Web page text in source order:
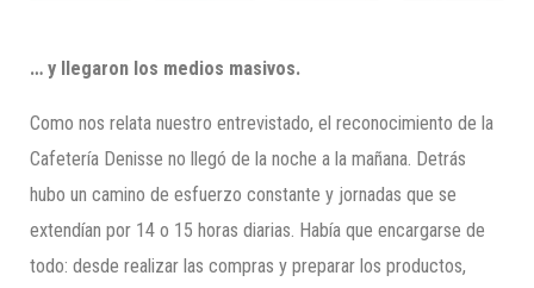
… y llegaron los medios masivos.
Como nos relata nuestro entrevistado, el reconocimiento de la
Cafetería Denisse no llegó de la noche a la mañana. Detrás
hubo un camino de esfuerzo constante y jornadas que se
extendían por 14 o 15 horas diarias. Había que encargarse de
todo: desde realizar las compras y preparar los productos,